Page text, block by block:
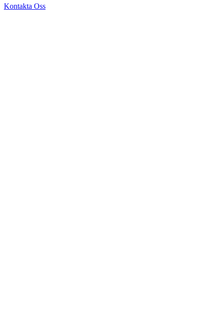
Kontakta Oss